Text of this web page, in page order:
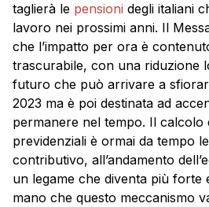
taglierà le pensioni degli italiani
lavoro nei prossimi anni. Il
che l’impatto per ora è
trascurabile, con una riduzione
futuro che può arrivare a
2023 ma è poi destinata ad
permanere nel tempo. Il calcolo
previdenziali è ormai da tempo
contributivo, all’andamento
un legame che diventa più forte
mano che questo meccanismo